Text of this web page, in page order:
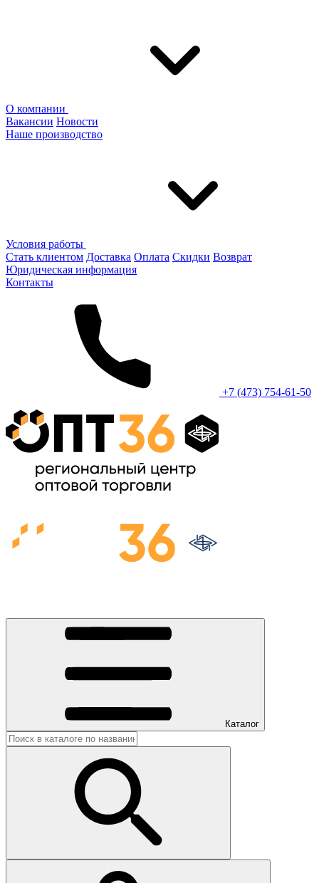
О компании
Вакансии Новости
Наше производство
Условия работы
Стать клиентом Доставка Оплата Скидки Возврат
Юридическая информация
Контакты
+7 (473) 754-61-50
Каталог